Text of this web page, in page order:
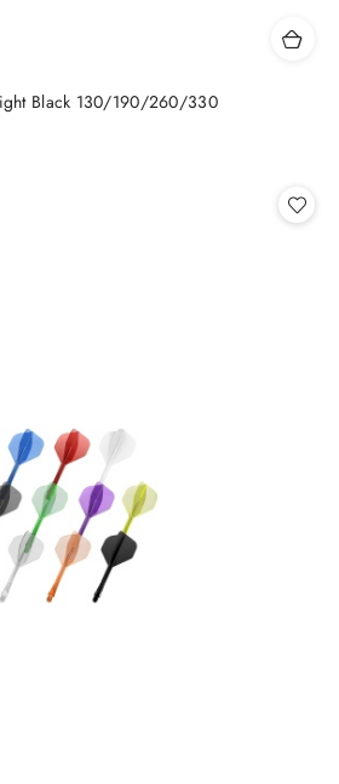
Black 130/190/260/330